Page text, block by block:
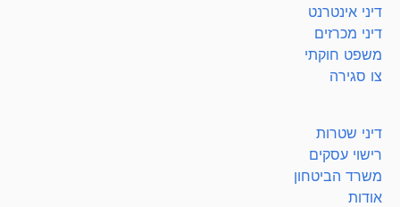
דיני אינטרנט
דיני מכרזים
משפט חוקתי
צו סגירה
דיני שטרות
רישוי עסקים
משרד הביטחון
אודות